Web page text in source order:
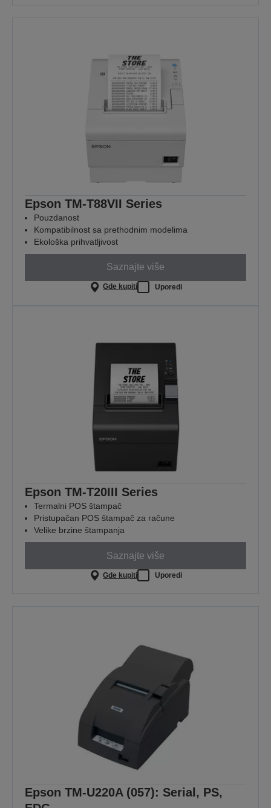
Epson TM-T88VII Series
Pouzdanost
Kompatibilnost sa prethodnim modelima
Ekološka prihvatljivost
Saznajte više
Gde kupiti Uporedi
Epson TM-T20III Series
Termalni POS štampač
Pristupačan POS štampač za račune
Velike brzine štampanja
Saznajte više
Gde kupiti Uporedi
Epson TM-U220A (057): Serial, PS,